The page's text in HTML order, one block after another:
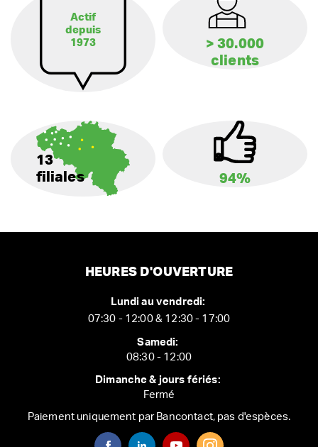
Actif
depuis
1973
> 30.000
clients
13
filiales
94%
HEURES D'OUVERTURE
Lundi au vendredi:
07:30 - 12:00 & 12:30 - 17:00
Samedi:
08:30 - 12:00
Dimanche & jours fériés:
Fermé
Paiement uniquement par Bancontact, pas d'espèces.